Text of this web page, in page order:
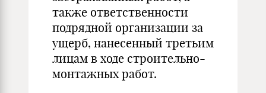
также ответственности
подрядной организации за
ущерб, нанесенный третьим
лицам в ходе строительно-
монтажных работ.